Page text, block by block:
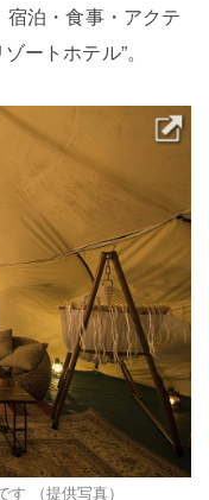
宿泊・食事・アクテ
ートホテル”。
（提供写真）